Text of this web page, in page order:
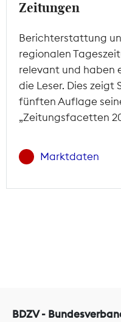
Zeitungen
Berichterstattung
regionalen
relevant und haben
die Leser. Dies zeigt
fünften Auflage
„Zeitungsfacetten
Marktdaten
BDZV -